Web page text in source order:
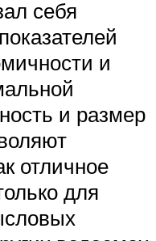
себя
и
и размер
отличное
для